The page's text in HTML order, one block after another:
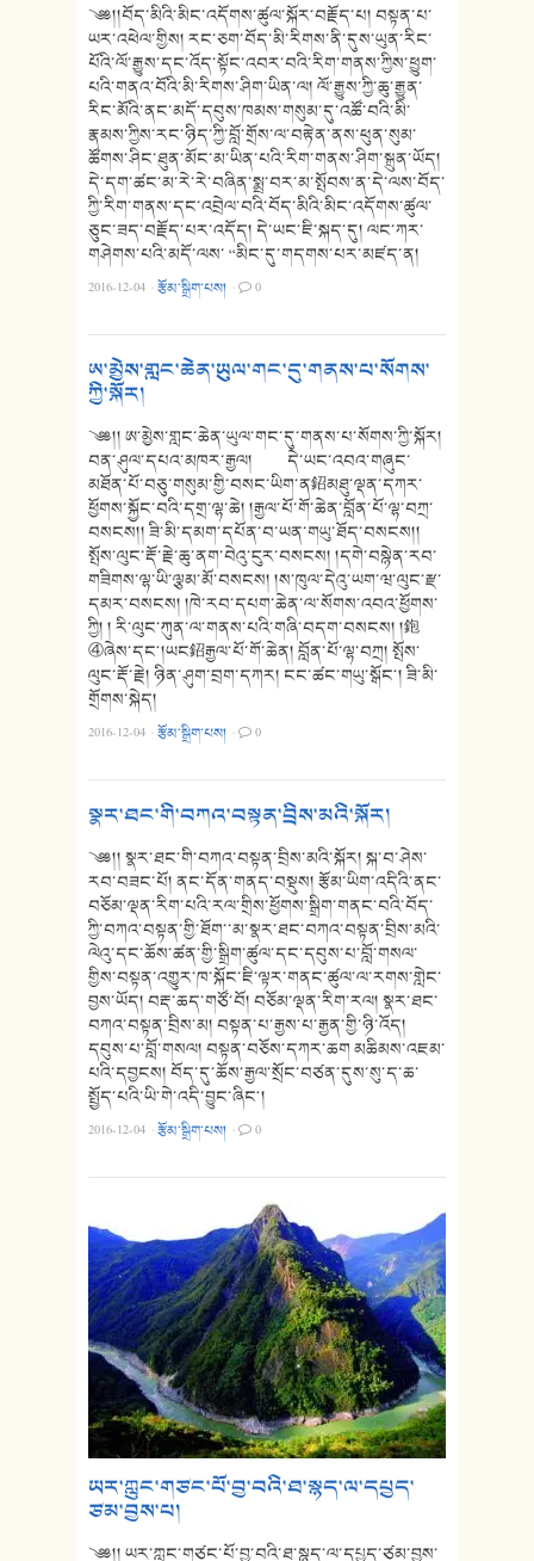
༄༅།།བོད་མིའི་མིང་འདོགས་ཚུལ་སྐོར་བརྗོད་པ། བསྟན་པ་
ཡར་འཕེལ་གྱིས། རང་ཅག་བོད་མི་རིགས་ནི་དུས་ཡུན་རིང་
པོའི་ལོ་རྒྱུས་དང་འོད་སྟོང་འབར་བའི་རིག་གནས་ཀྱིས་ཕྱུག་
པའི་གནའ་བོའི་མི་རིགས་ཤིག་ཡིན་ལ། ལོ་རྒྱུས་ཀྱི་ཆུ་རྒྱུན་
རིང་མོའི་ནང་མདོ་དབུས་ཁམས་གསུམ་དུ་འཚོ་བའི་མི་
རྣམས་ཀྱིས་རང་ཉིད་ཀྱི་བློ་གྲོས་ལ་བརྟེན་ནས་ཕུན་སུམ་
ཚོགས་ཤིང་ཐུན་མོང་མ་ཡིན་པའི་རིག་གནས་ཤིག་སྐྲུན་ཡོད།
དེ་དག་ཚང་མ་རེ་རེ་བཞིན་སྨྲ་བར་མ་སྤོབས་ན་དེ་ལས་བོད་
ཀྱི་རིག་གནས་དང་འབྲེལ་བའི་བོད་མིའི་མིང་འདོགས་ཚུལ་
ཅུང་ཟད་བརྗོད་པར་འདོད། དེ་ཡང་ཇི་སྐད་དུ། ལང་ཀར་
གཤེགས་པའི་མདོ་ལས་ “མིང་དུ་གདགས་པར་མཛད་ན།
2016-12-04 ·རྩོམ་སྒྲིག་པས། · 0
ཨ་མྱེས་གླང་ཆེན་ཡུལ་གང་དུ་གནས་པ་སོགས་
ཀྱི་སྐོར།
༄༅།། ཨ་མྱེས་གླང་ཆེན་ཡུལ་གང་དུ་གནས་པ་སོགས་ཀྱི་སྐོར།
བན་ཤུལ་དཔའ་མཁར་རྒྱལ། དེ་ཡང་འབའ་གཞུང་
མཐོན་པོ་བཅུ་གསུམ་གྱི་བསང་ཡིག་ན鉊མཐུ་ལྡན་དཀར་
ཕྱོགས་སྐྱོང་བའི་དགྲ་ལྷ་ཆེ། །རྒྱལ་པོ་གོ་ཆེན་བློན་པོ་ལྷ་བཀྲ་
བསངས།། ཟི་མི་དམག་དཔོན་བ་ཡན་གཡུ་ཐོད་བསངས།།
སྤོས་ལུང་རྡོ་རྗེ་ཆུ་ནག་བེའུ་ངུར་བསངས། །དགེ་བསྙེན་རབ་
གཟིགས་ལྷ་ཡི་ལྕམ་མོ་བསངས། །ས་ཁུལ་དེའུ་ཡག་ཝ་ལུང་རྫ་
དམར་བསངས། །ཁེ་རབ་དཔག་ཆེན་ལ་སོགས་འབའ་ཕྱོགས་
ཀྱི། ། རི་ལུང་ཀུན་ལ་གནས་པའི་གཞི་བདག་བསངས། །鉋
④ཞེས་དང༌།ཡང鉊རྒྱལ་པོ་གོ་ཆེན། བློན་པོ་ལྷ་བཀྲ། སྤོས་
ལུང་རྡོ་རྗེ། ཉིན་ཤུག་བྲག་དཀར། ངང་ཚང་གཡུ་སྒོང༌། ཟི་མི་
གྲོགས་སྐེད།
2016-12-04 ·རྩོམ་སྒྲིག་པས། · 0
སྣར་ཐང་གི་བཀའ་བསྟན་བྲིས་མའི་སྐོར།
༄༅།། སྣར་ཐང་གི་བཀའ་བསྟན་བྲིས་མའི་སྐོར། སྐ་བ་ཤེས་
རབ་བཟང་པོ། ནང་དོན་གནད་བསྡུས། རྩོམ་ཡིག་འདིའི་ནང་
བཅོམ་ལྡན་རིག་པའི་རལ་གྲིས་ཕྱོགས་སྒྲིག་གནང་བའི་བོད་
ཀྱི་བཀའ་བསྟན་གྱི་ཐོག་་མ་སྣར་ཐང་བཀའ་བསྟན་བྲིས་མའི་
ལེའུ་དང་ཆོས་ཚན་གྱི་སྒྲིག་ཚུལ་དང་དབུས་པ་བློ་གསལ་
གྱིས་བསྟན་འགྱུར་ཁ་སྐོང་ཇི་ལྟར་གནང་ཚུལ་ལ་རགས་གླེང་
བྱས་ཡོད། བརྡ་ཆད་གཙོ་བོ། བཅོམ་ལྡན་རིག་རལ། སྣར་ཐང་
བཀའ་བསྟན་བྲིས་མ། བསྟན་པ་རྒྱས་པ་རྒྱན་གྱི་ཉི་འོད།
དབུས་པ་བློ་གསལ། བསྟན་བཅོས་དཀར་ཆག མཆིམས་འཇམ་
པའི་དབྱངས། བོད་དུ་ཆོས་རྒྱལ་སྲོང་བཙན་དུས་སུ་ད་ཆ་
སྤྱོད་པའི་ཡི་གེ་འདི་བྱུང་ཞིང༌།
2016-12-04 ·རྩོམ་སྒྲིག་པས། · 0
ཡར་ཀླུང་གཙང་པོ་བྱ་བའི་ཐ་སྙད་ལ་དཔྱད་
ཙམ་བྱས་པ།
༄༅།། ཡར་ཀླུང་གཙང་པོ་བྱ་བའི་ཐ་སྙད་ལ་དཔྱད་ཙམ་བྱས་